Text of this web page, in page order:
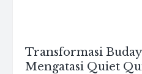
Transformasi
Mengatasi Quiet